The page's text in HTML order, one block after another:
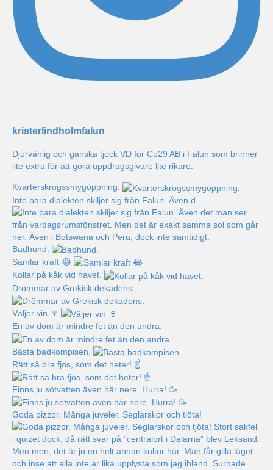
kristerlindholmfalun
Djurvänlig och ganska tjock VD för Cu29 AB i Falun som brinner
lite extra för att göra uppdragsgivare lite rikare.
Kvarterskrogssmygöppning.
Inte bara dialekten skiljer sig från Falun. Även d
Badhund.
Samlar kraft 😂
Kollar på kåk vid havet.
Drömmar av Grekisk dekadens.
Väljer vin 🍷
En av dom är mindre fet än den andra.
Bästa badkompisen.
Rätt så bra fjös, som det heter! ☝️
Finns ju sötvatten även här nere. Hurra! 🥳
Goda pizzor. Många juveler. Seglarskor och tjöta!